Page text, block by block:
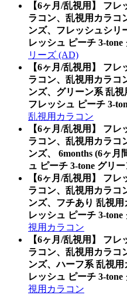
【6ヶ月/乱視用】 フ
ラコン、乱視用カラコ
ンズ、フレッシュシリ
レッシュ ピーチ 3-
リーズ (AD)
【6ヶ月/乱視用】 フ
ラコン、乱視用カラコ
ンズ、グリーン系 乱視
フレッシュ ピーチ 3-
乱視用カラコン
【6ヶ月/乱視用】 フ
ラコン、乱視用カラコ
ンズ、 6months (6ヶ月
ュ ピーチ 3-tone グリ
【6ヶ月/乱視用】 フ
ラコン、乱視用カラコ
ンズ、フチあり 乱視
レッシュ ピーチ 3-
視用カラコン
【6ヶ月/乱視用】 フ
ラコン、乱視用カラコ
ンズ、ハーフ系 乱視
レッシュ ピーチ 3-
視用カラコン